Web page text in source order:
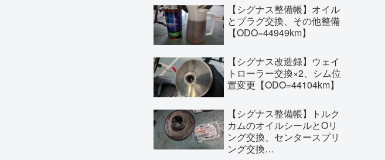
【シグナス整備帳】オイル
とプラグ交換、その他整備
【ODO=44949km】
【シグナス改造録】ウェイ
トローラー交換×2、シム位
置変更【ODO=44104km】
【シグナス整備帳】トルク
カムのオイルシールとOリ
ング交換、センタースプリ
ング交換